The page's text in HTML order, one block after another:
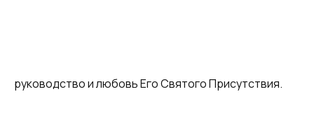
руководство и любовь Его Святого Присутствия.